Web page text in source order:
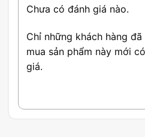
Chưa có đánh giá nào.
Chỉ những khách hàng
mua sản phẩm này mới
giá.